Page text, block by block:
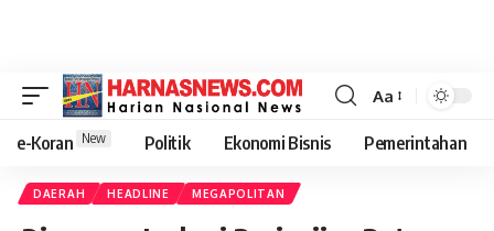
Aa
e-Koran New Politik Ekonomi Bisnis Pemerintahan
DAERAH HEADLINE MEGAPOLITAN